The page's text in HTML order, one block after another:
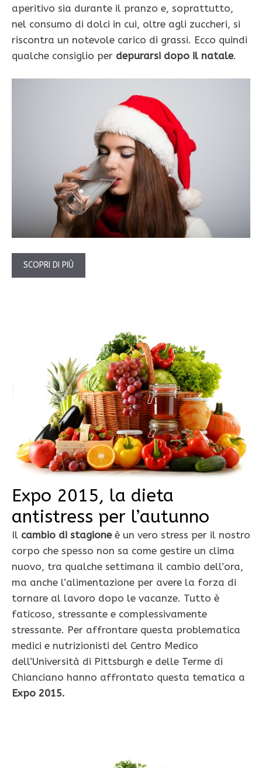
aperitivo sia durante il pranzo e, soprattutto,
nel consumo di dolci in cui, oltre agli zuccheri, si
riscontra un notevole carico di grassi. Ecco quindi
qualche consiglio per depurarsi dopo il natale.
SCOPRI DI PIÙ
Expo 2015, la dieta
antistress per l’autunno
Il cambio di stagioneè un vero stress per il nostro
corpo che spesso non sa come gestire un clima
nuovo, tra qualche settimana il cambio dell’ora,
ma anche l’alimentazione per avere la forza di
tornare al lavoro dopo le vacanze. Tutto è
faticoso, stressante e complessivamente
stressante. Per affrontare questa problematica
medici e nutrizionisti del Centro Medico
dell’Università di Pittsburgh e delle Terme di
Chianciano hanno affrontato questa tematica a
Expo 2015.